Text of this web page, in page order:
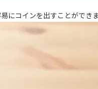
にコインを出すことができま